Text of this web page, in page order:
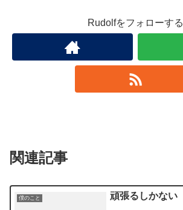
Rudolfをフォローする
関連記事
僕のこと 頑張るしかない